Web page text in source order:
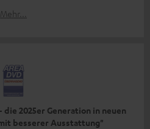
Mehr...
die 2025er Generation in neuen
besserer Ausstattung"